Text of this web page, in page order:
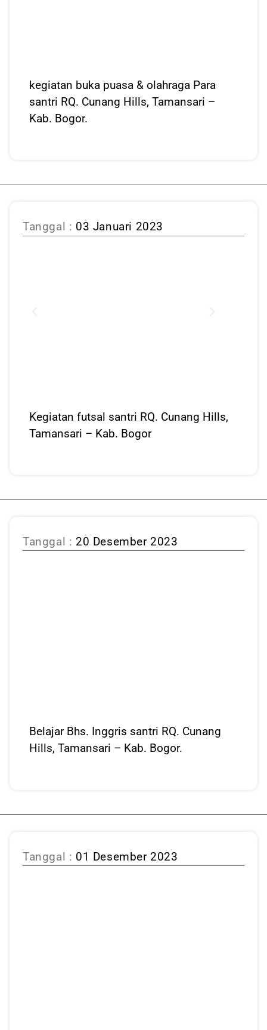
kegiatan buka puasa & olahraga Para
santri RQ. Cunang Hills, Tamansari –
Kab. Bogor.
Tanggal : 03 Januari 2023
Kegiatan futsal santri RQ. Cunang Hills,
Tamansari – Kab. Bogor
Tanggal : 20 Desember 2023
Belajar Bhs. Inggris santri RQ. Cunang
Hills, Tamansari – Kab. Bogor.
Tanggal : 01 Desember 2023